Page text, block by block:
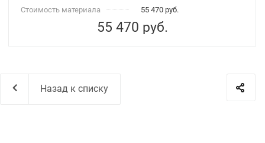
Стоимость материала 55 470 руб.
55 470 руб.
Назад к списку